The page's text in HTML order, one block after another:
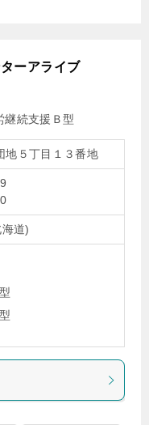
ーアライブ
継続支援Ｂ型
地５丁目１３番地
道)